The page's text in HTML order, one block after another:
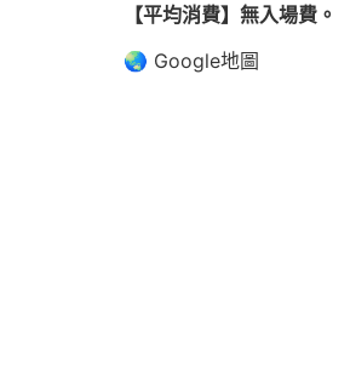
【平均消費】無入場費。
🌏 Google地圖